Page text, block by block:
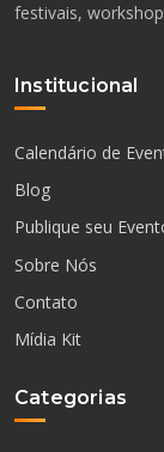
festivais,
Institucional
Calendário de
Blog
Publique seu
Sobre Nós
Contato
Mídia Kit
Categorias